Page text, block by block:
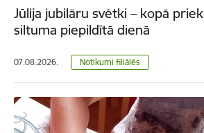
Jūlija jubilāru svētki – kopā
siltuma piepildītā dienā
07.08.2026. Notikumi filiālēs